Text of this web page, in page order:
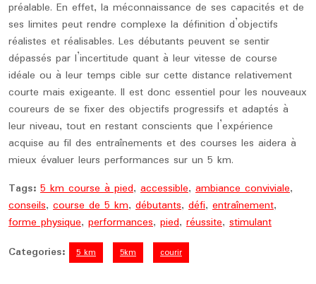
préalable. En effet, la méconnaissance de ses capacités et de
ses limites peut rendre complexe la définition d’objectifs
réalistes et réalisables. Les débutants peuvent se sentir
dépassés par l’incertitude quant à leur vitesse de course
idéale ou à leur temps cible sur cette distance relativement
courte mais exigeante. Il est donc essentiel pour les nouveaux
coureurs de se fixer des objectifs progressifs et adaptés à
leur niveau, tout en restant conscients que l’expérience
acquise au fil des entraînements et des courses les aidera à
mieux évaluer leurs performances sur un 5 km.
Tags: 5 km course à pied, accessible, ambiance conviviale,
conseils, course de 5 km, débutants, défi, entraînement,
forme physique, performances, pied, réussite, stimulant
Categories:
5 km 5km courir